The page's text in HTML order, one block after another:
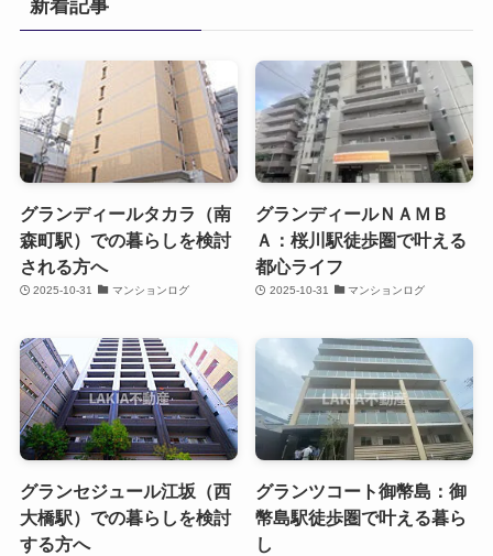
新着記事
グランディールタカラ（南
森町駅）での暮らしを検討
される方へ
2025-10-31 マンションログ
グランディールＮＡＭＢ
Ａ：桜川駅徒歩圏で叶える
都心ライフ
2025-10-31 マンションログ
グランセジュール江坂（西
大橋駅）での暮らしを検討
する方へ
グランツコート御幣島：御
幣島駅徒歩圏で叶える暮ら
し